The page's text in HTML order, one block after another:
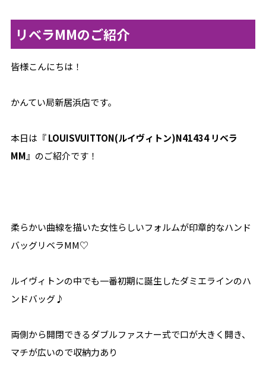
リベラMMのご紹介
皆様こんにちは！
かんてい局新居浜店です。
本日は『LOUISVUITTON(ルイヴィトン)N41434 リベラ
MM』のご紹介です！
柔らかい曲線を描いた女性らしいフォルムが印章的なハンド
バッグリベラMM♡
ルイヴィトンの中でも一番初期に誕生したダミエラインのハ
ンドバッグ♪
両側から開閉できるダブルファスナー式で口が大きく開き、
マチが広いので収納力あり